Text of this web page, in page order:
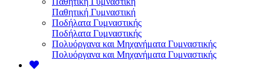
Παθητική Γυμναστική
Ποδήλατα Γυμναστικής
Ποδήλατα Γυμναστικής
Πολυόργανα και Μηχανήματα Γυμναστικής
Πολυόργανα και Μηχανήματα Γυμναστικής